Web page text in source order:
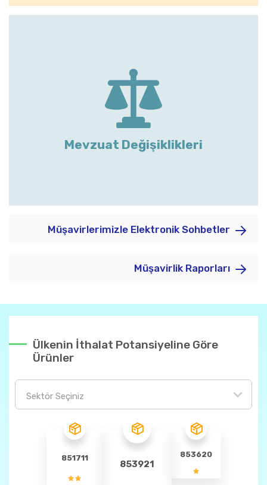
Mevzuat Değişiklikleri
Müşavirlerimizle Elektronik Sohbetler
Müşavirlik Raporları
Ülkenin İthalat Potansiyeline Göre
Ürünler
Sektör Seçiniz
851711
853921
853620